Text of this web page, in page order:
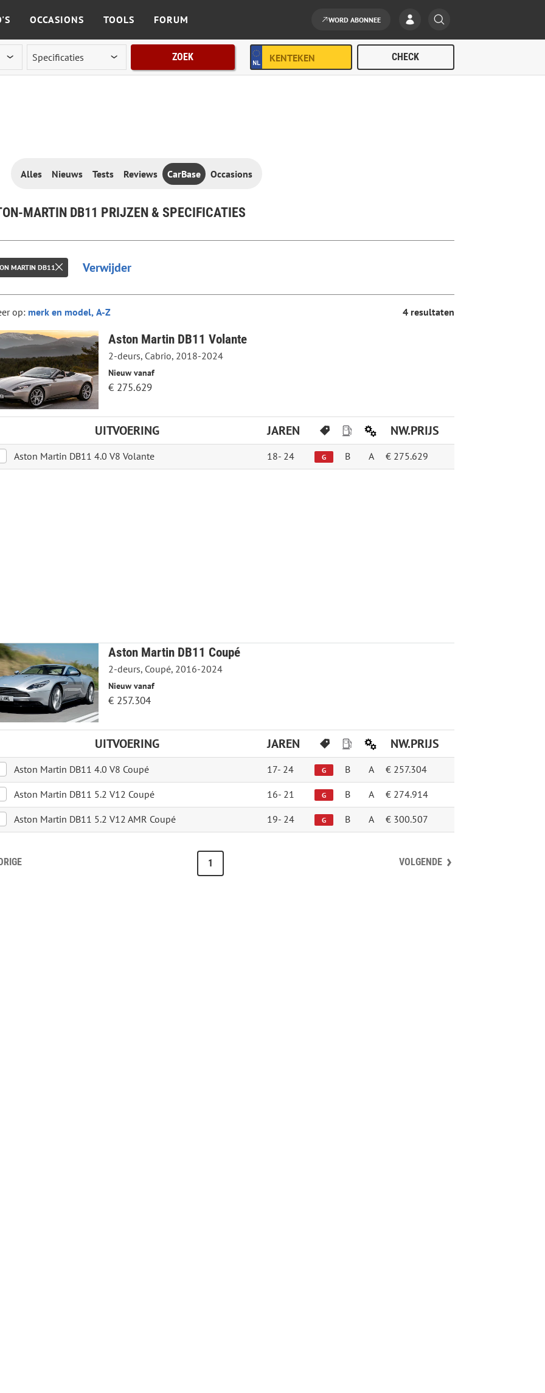
OCCASIONS TOOLS FORUM WORD ABONNEE
ZOEK
Alles Nieuws Tests Reviews CarBase Occasions
MARTIN DB11 PRIJZEN & SPECIFICATIES
MARTIN DB11 Verwijder
op: 4 resultaten
Aston Martin DB11 Volante
2-deurs, Cabrio, 2018-2024
Nieuw vanaf
€ 275.629
UITVOERING JAREN NW.PRIJS
Aston Martin DB11 4.0 V8 Volante 18- 24 G B A € 275.629
Aston Martin DB11 Coupé
2-deurs, Coupé, 2016-2024
Nieuw vanaf
€ 257.304
UITVOERING JAREN NW.PRIJS
Aston Martin DB11 4.0 V8 Coupé 17- 24 G B A € 257.304
Aston Martin DB11 5.2 V12 Coupé 16- 21 G B A € 274.914
Aston Martin DB11 5.2 V12 AMR Coupé 19- 24 G B A € 300.507
VOLGENDE
1